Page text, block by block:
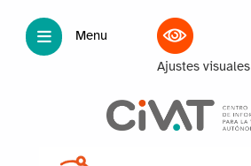
Menu
Ajustes visuales